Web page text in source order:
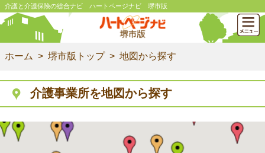
介護と介護保険の総合ナビ ハートページナビ 堺市版
ホーム 堺市版トップ 地図から探す
介護事業所を地図から探す